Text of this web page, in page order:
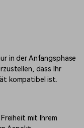
in der Anfangsphase
dass Ihr
kompatibel ist.
mit Ihrem